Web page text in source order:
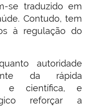
se traduzido em
Contudo, tem
à regulação do
autoridade
da rápida
e científica, e
reforçar a